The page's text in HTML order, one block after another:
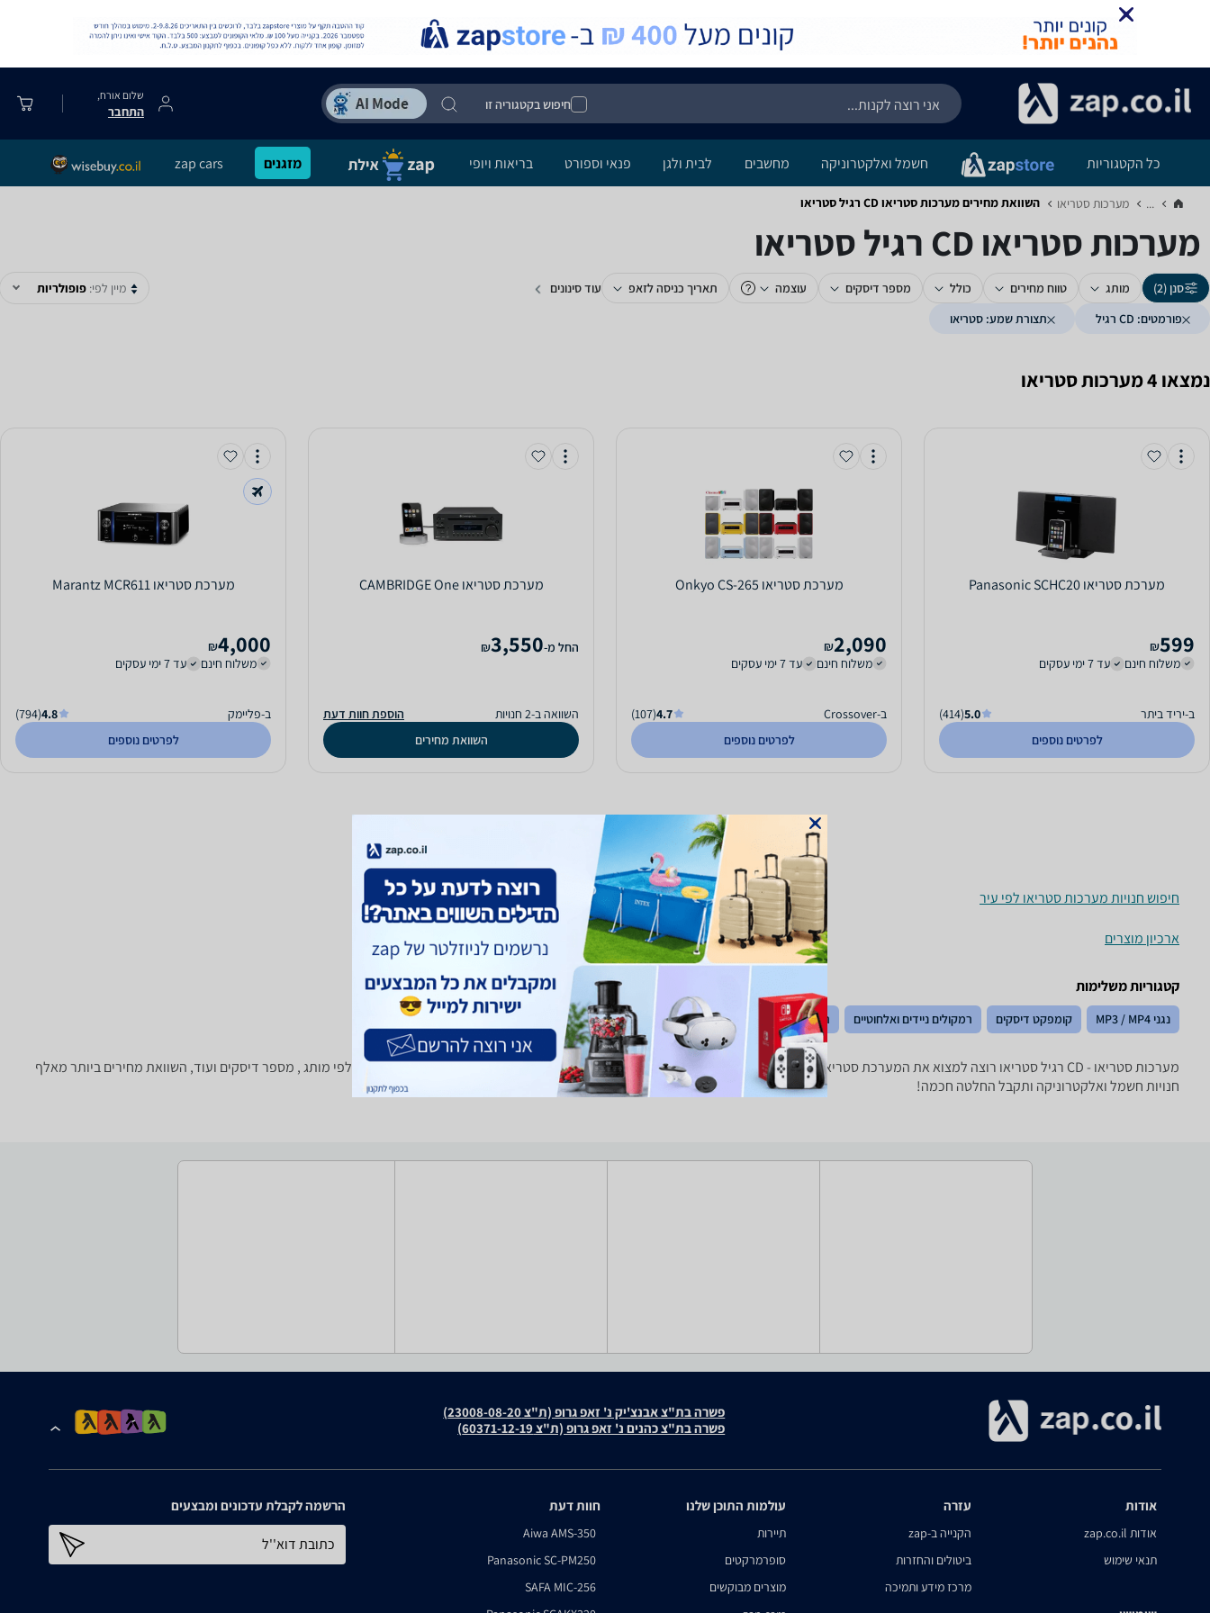
חיפוש בקטגוריה זו
שלום אורח,
התחבר
כל הקטגוריות חשמל ואלקטרוניקה מחשבים לבית ולגן פנאי וספורט בריאות ויופי מזגנים zap cars
... מערכות סטריאו‏ השוואת מחירים מערכות סטריאו ‏CD רגיל ‏סטריאו
מערכות סטריאו ‏CD רגיל ‏סטריאו
סנן (2) מותג טווח מחירים כולל מספר דיסקים עוצמה תאריך כניסה לזאפ
עוד סינונים
פורמטים: CD רגיל
תצורת שמע: סטריאו
מיין לפי: פופולריות
נמצאו 4 מערכות סטריאו
מערכת סטריאו Panasonic SCHC20
599
₪
משלוח חינם
עד 7 ימי עסקים
ב-יריד ביתר 5.0
(414)
לפרטים נוספים
מערכת סטריאו Onkyo CS-265
2,090
₪
משלוח חינם
עד 7 ימי עסקים
ב-Crossover 4.7
(107)
לפרטים נוספים
מערכת סטריאו CAMBRIDGE One
‫החל מ-3,550
₪
השוואה ב-2 חנויות
הוספת חוות דעת
השוואת מחירים
מערכת סטריאו Marantz MCR611
4,000
₪
משלוח חינם
עד 7 ימי עסקים
ב-פליימק 4.8
(794)
לפרטים נוספים
חיפוש חנויות מערכות סטריאו לפי עיר
ארכיון מוצרים
קטגוריות משלימות
נגני MP3 / MP4 קומפקט דיסקים רמקולים ניידים ואלחוטיים רמקולים
מערכות סטריאו - ‏CD רגיל ‏סטריאו רוצה למצוא את המערכת סטריאו שאתה צריך? רק בזאפ תמצא מאות ביקורות על מערכות סטריאו מערכת סינון מתקדמת לפי מותג , מספר דיסקים ועוד, השוואת מחירים ביותר מאלף
חנויות חשמל ואלקטרוניקה ותקבל החלטה חכמה!
פשרה בת"צ אבנצ'יק נ' זאפ גרופ (ת"צ 23008-08-20)
פשרה בת"צ כהנים נ' זאפ גרופ (ת"צ 60371-12-19)
אודות
אודות zap.co.il
תנאי שימוש
עזרה
הקנייה ב-zap
ביטולים והחזרות
מרכז מידע ותמיכה
עולמות התוכן שלנו
תיירות
סופרמרקטים
מוצרים מבוקשים
חוות דעת
Aiwa AMS-350
Panasonic SC-PM250
SAFA MIC-256
הרשמה לקבלת עדכונים ומבצעים
כתובת דוא''ל